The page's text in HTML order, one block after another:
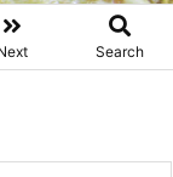
Search